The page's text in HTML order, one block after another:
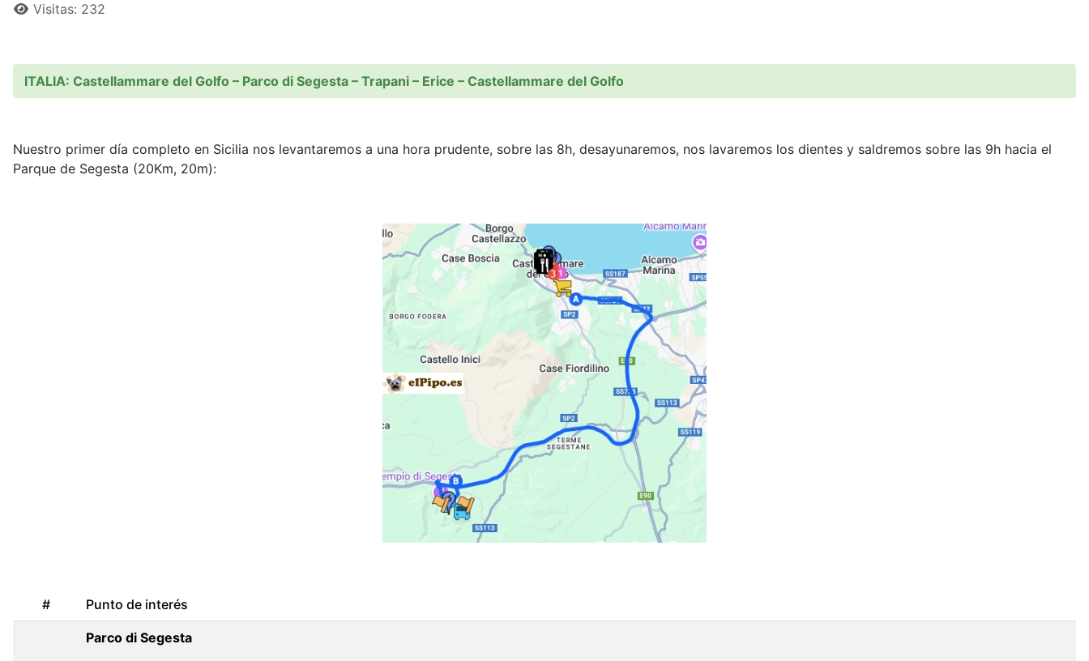
Visitas: 232
ITALIA: Castellammare del Golfo – Parco di Segesta – Trapani – Erice – Castellammare del Golfo
Nuestro primer día completo en Sicilia nos levantaremos a una hora prudente, sobre las 8h, desayunaremos, nos lavaremos los dientes y saldremos sobre las 9h hacia el
Parque de Segesta (20Km, 20m):
# Punto de interés
Parco di Segesta